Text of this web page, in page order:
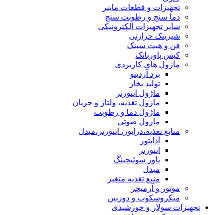
تجهیزات و قطعات ماینر
دما سنج و رطوبت سنج
سایر تجهیزات الکترونیکی
شیرینک حرارتی
فن و هیت سینک
کیس پاوربانک
ماژول های کاربردی
برد آردینو
تولید بخار
ماژول اینورتر
ماژول تغذیه، ولتاژ و جریان
ماژول دما و رطوبت
ماژول صوتی
منابع تغذیه،درایور، اینورتر،مبدل
آداپتور
اینورتر
پاور سوئیچینگ
مبدل
منبع تغذیه متغیر
موتور و آرمیچر
میکروسکوپ و دوربین
تجهیزات سولار و خورشیدی